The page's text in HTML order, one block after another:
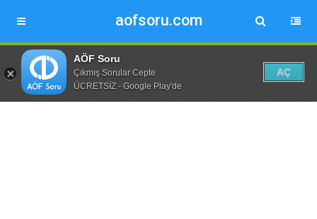
aofsoru.com
AÖF Soru
Çıkmış Sorular Cepte
ÜCRETSİZ - Google Play'de
AÇ